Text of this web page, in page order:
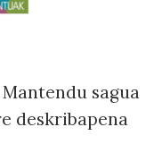
sagua
deskribapena